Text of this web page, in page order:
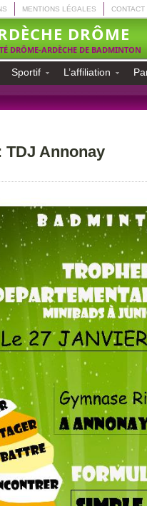
MENTIONS LÉGALES CONTACT
DRÔME
DRÔME-ARDÈCHE DE BADMINTON
Sportif L’affiliation
TDJ Annonay